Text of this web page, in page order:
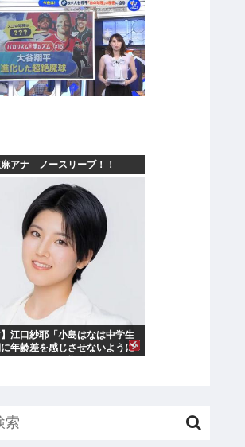
アナ ノースリーブ！！
】江口紗耶「小島はなは中学生
年齢差を感じさせないように